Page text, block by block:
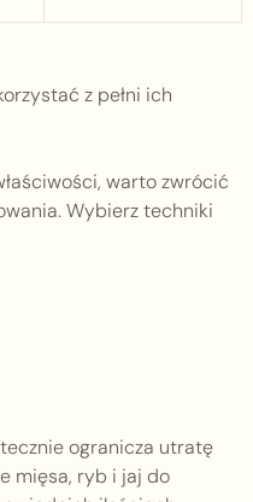
z pełni ich
warto zwrócić
Wybierz techniki
ogranicza utratę
mięsa, ryb i jaj do